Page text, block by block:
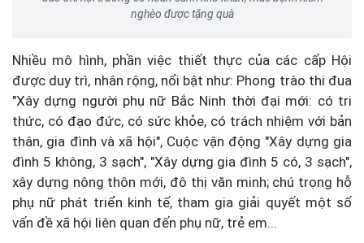
nghèo được tặng quà
Nhiều mô hình, phần việc thiết thực của các cấp Hội
được duy trì, nhân rộng, nổi bật như: Phong trào thi đua
"Xây dựng người phụ nữ Bắc Ninh thời đại mới: có tri
thức, có đạo đức, có sức khỏe, có trách nhiệm với bản
thân, gia đình và xã hội", Cuộc vận động "Xây dựng gia
đình 5 không, 3 sạch", "Xây dựng gia đình 5 có, 3 sạch",
xây dựng nông thôn mới, đô thị văn minh; chú trọng hỗ
phụ nữ phát triển kinh tế, tham gia giải quyết một số
vấn đề xã hội liên quan đến phụ nữ, trẻ em...